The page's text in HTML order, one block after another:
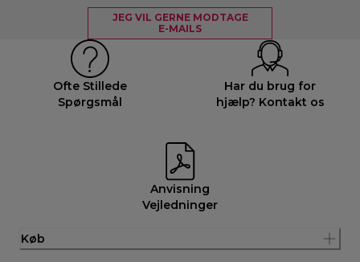
JEG VIL GERNE MODTAGE
E-MAILS
Ofte Stillede
Spørgsmål
Har du brug for
hjælp? Kontakt os
Anvisning
Vejledninger
Køb